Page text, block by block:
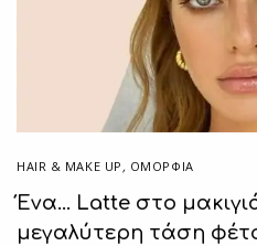
HAIR & MAKE UP , ΟΜΟΡΦΙΑ
Ένα… Latte στο
μεγαλύτερη τάση